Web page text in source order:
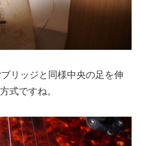
リッジと同様中央の足を伸
式ですね。